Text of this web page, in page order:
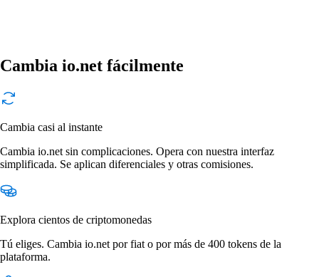
Cambia io.net fácilmente
Cambia casi al instante
Cambia io.net sin complicaciones. Opera con nuestra interfaz
simplificada. Se aplican diferenciales y otras comisiones.
Explora cientos de criptomonedas
Tú eliges. Cambia io.net por fiat o por más de 400 tokens de la
plataforma.